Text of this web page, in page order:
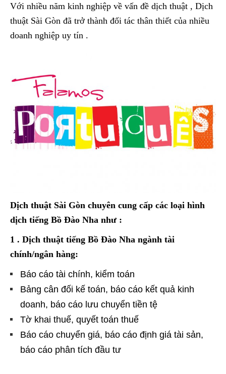
Với nhiều năm kinh nghiệp về vấn đề dịch thuật , Dịch
thuật Sài Gòn đã trở thành đối tác thân thiết của nhiều
doanh nghiệp uy tín .
Dịch thuật Sài Gòn chuyên cung cấp các loại hình
dịch tiếng Bồ Đào Nha như :
1 . Dịch thuật tiếng Bồ Đào Nha ngành tài
chính/ngân hàng:
Báo cáo tài chính, kiểm toán
Bảng cân đối kế toán, báo cáo kết quả kinh
doanh, báo cáo lưu chuyển tiền tệ
Tờ khai thuế, quyết toán thuế
Báo cáo chuyển giá, báo cáo định giá tài sản,
báo cáo phân tích đầu tư